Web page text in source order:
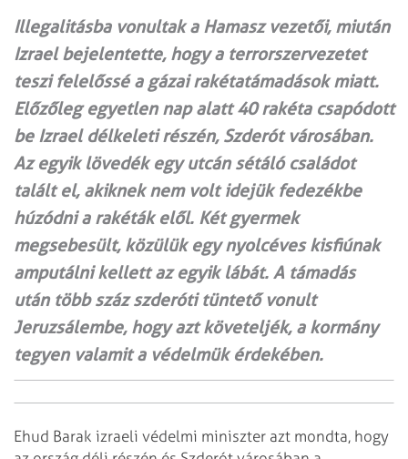
Illegalitásba vonultak a Hamasz vezetői, miután
Izrael bejelentette, hogy a terrorszervezetet
teszi felelőssé a gázai rakétatámadások miatt.
Előzőleg egyetlen nap alatt 40 rakéta csapódott
be Izrael délkeleti részén, Szderót városában.
Az egyik lövedék egy utcán sétáló családot
talált el, akiknek nem volt idejük fedezékbe
húzódni a rakéták elől. Két gyermek
megsebesült, közülük egy nyolcéves kisfiúnak
amputálni kellett az egyik lábát. A támadás
után több száz szderóti tüntető vonult
Jeruzsálembe, hogy azt követeljék, a kormány
tegyen valamit a védelmük érdekében.
Ehud Barak izraeli védelmi miniszter azt mondta, hogy